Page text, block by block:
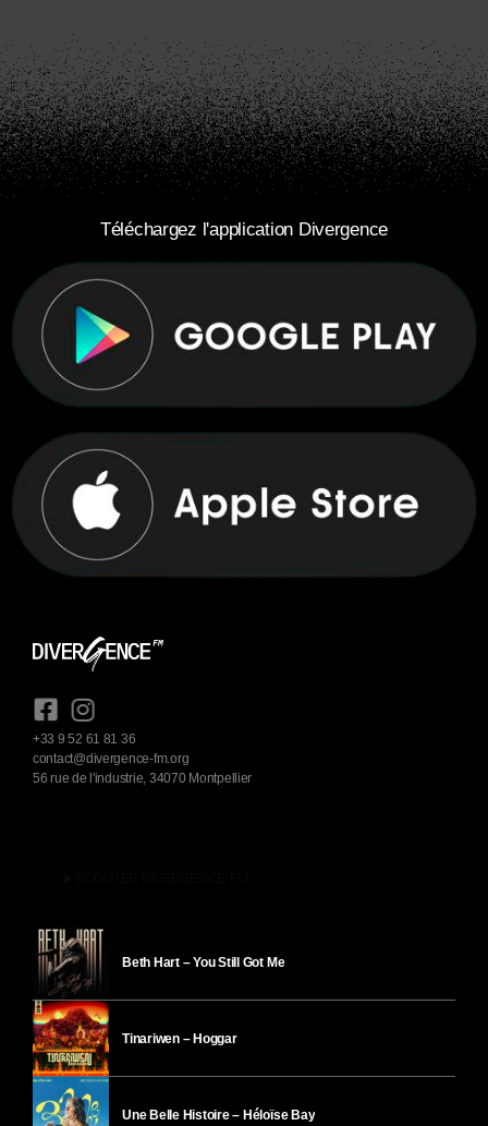
Téléchargez l'application Divergence
+33 9 52 61 81 36
contact@divergence-fm.org
56 rue de l'industrie, 34070 Montpellier
Beth Hart – You Still Got Me
Tinariwen – Hoggar
Une Belle Histoire – Héloïse Bay